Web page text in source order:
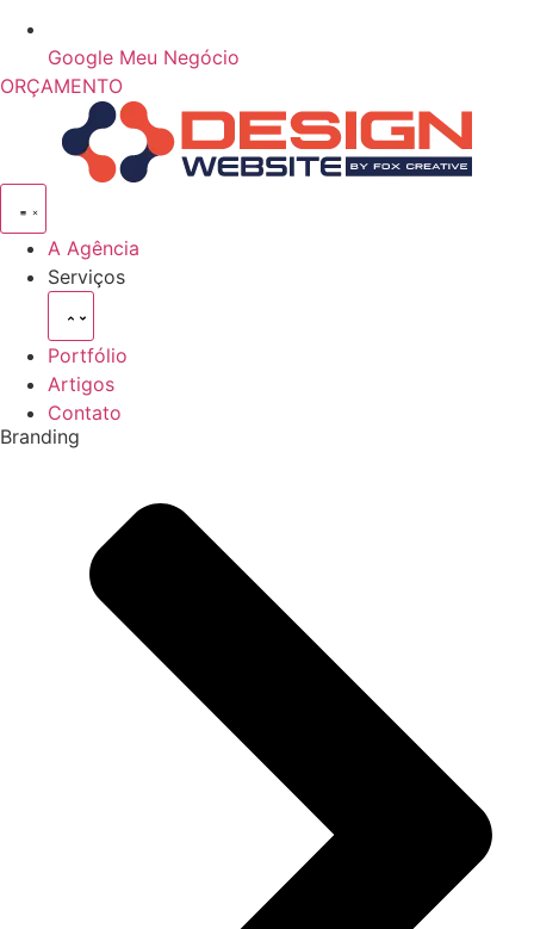
Google Meu Negócio
ORÇAMENTO
A Agência
Serviços
Portfólio
Artigos
Contato
Branding